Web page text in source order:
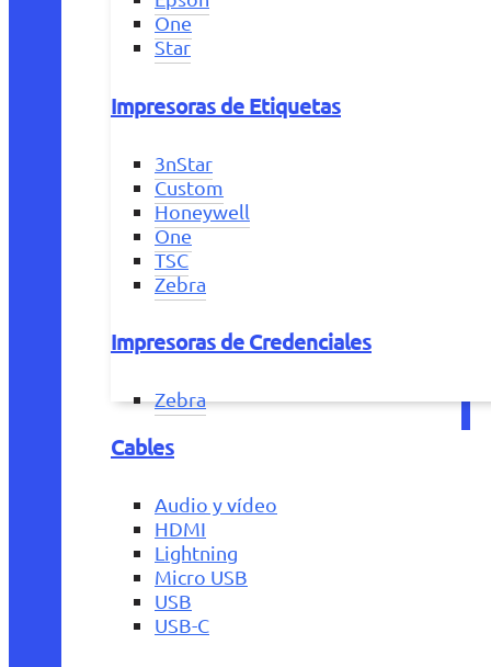
One
Star
Impresoras de Etiquetas
3nStar
Custom
Honeywell
One
TSC
Zebra
Impresoras de Credenciales
Zebra
Cables
Audio y vídeo
HDMI
Lightning
Micro USB
USB
USB-C